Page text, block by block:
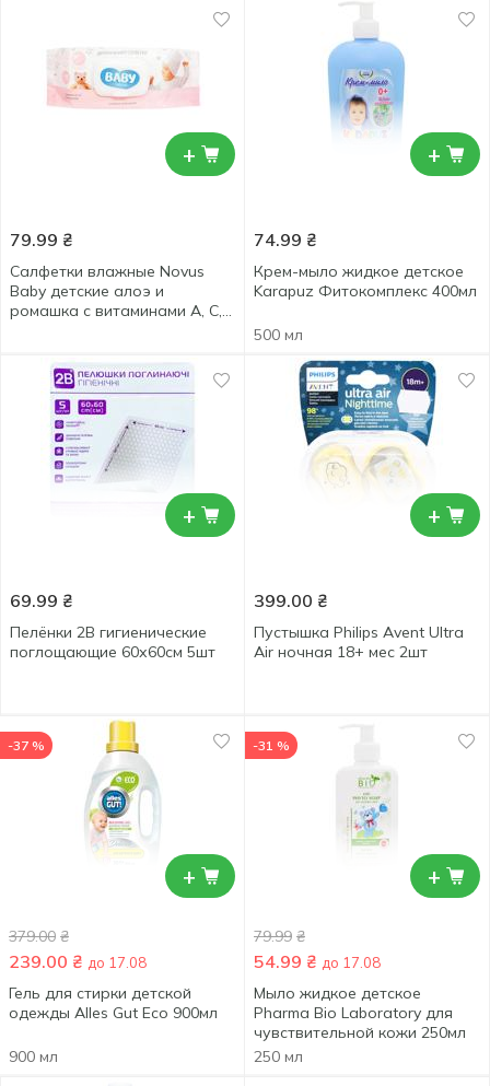
+
79.99 ₴
Салфетки влажные Novus
Baby детские алоэ и
ромашка с витаминами А, С, Е
+
74.99 ₴
Крем-мыло жидкое детское
Karapuz Фитокомплекс 400мл
500 мл
+
69.99 ₴
Пелёнки 2В гигиенические
поглощающие 60х60см 5шт
+
399.00 ₴
Пустышка Philips Avent Ultra
Air ночная 18+ мес 2шт
+
-37 %
379.00 ₴
239.00 ₴ до 17.08
Гель для стирки детской
одежды Alles Gut Eco 900мл
900 мл
+
-31 %
79.99 ₴
54.99 ₴ до 17.08
Мыло жидкое детское
Pharma Bio Laboratory для
чувствительной кожи 250мл
250 мл